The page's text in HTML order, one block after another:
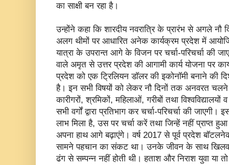
का साक्षी बन रहा है।
उन्होंने कहा कि शारदीय नवरात्रि के प्रारंभ से अगले
अलग थीमों पर आधारित अनेक कार्यक्रम प्रदेश में
यात्रा के उपरान्त आगे के विजन पर चर्चा-परिचर्चा की
वाले अमृत से उत्तर प्रदेश की आगामी कार्य योजना पर
प्रदेश को एक ट्रिलियन डॉलर की इकोनॉमी बनाने की
है। इन सभी विषयों को लेकर नौ दिनों तक अनवरत चलने
कारीगरों, श्रमिकों, महिलाओं, गरीबों तथा
सभी वर्गों द्वारा प्रतिभाग कर चर्चा-परिचर्चा की
लाभ मिला है, उस पर चर्चा करें तथा जिन्हें नहीं प्राप्त
अपना हाथ आगे बढ़ाएंगे। वर्ष 2017 से पूर्व प्रदेश
सामने पहचान का संकट था। उनके जीवन के साथ खिलवाड़
ढंग से सम्पन्न नहीं होती थी। हताश और निराश युवा या